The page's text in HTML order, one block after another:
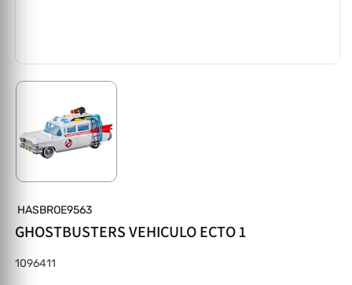
HASBROE9563
GHOSTBUSTERS VEHICULO ECTO 1
SKU:
1096411